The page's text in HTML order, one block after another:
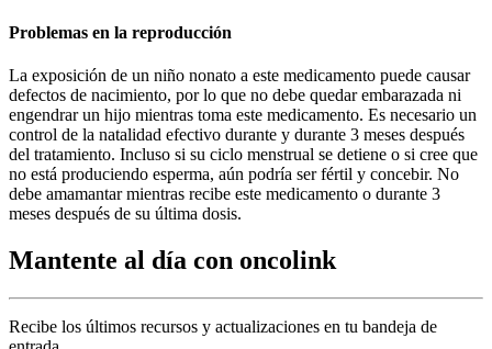
Problemas en la reproducción
La exposición de un niño nonato a este medicamento puede causar
defectos de nacimiento, por lo que no debe quedar embarazada ni
engendrar un hijo mientras toma este medicamento. Es necesario un
control de la natalidad efectivo durante y durante 3 meses después
del tratamiento. Incluso si su ciclo menstrual se detiene o si cree que
no está produciendo esperma, aún podría ser fértil y concebir. No
debe amamantar mientras recibe este medicamento o durante 3
meses después de su última dosis.
Mantente al día con oncolink
Recibe los últimos recursos y actualizaciones en tu bandeja de